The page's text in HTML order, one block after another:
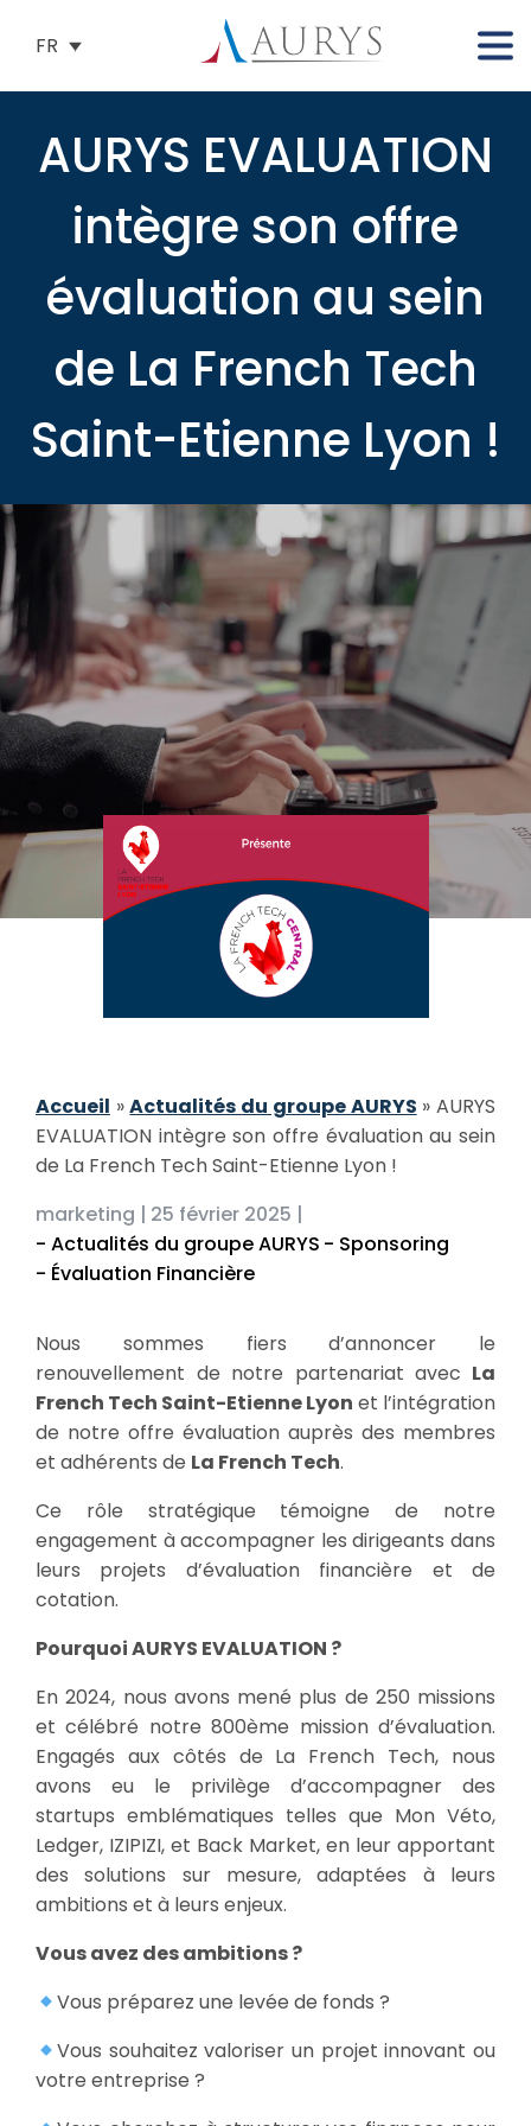
FR
AURYS EVALUATION
intègre son offre
évaluation au sein
de La French Tech
Saint-Etienne Lyon !
Accueil »Actualités du groupe AURYS »AURYS
EVALUATION intègre son offre évaluation au sein
de La French Tech Saint-Etienne Lyon !
marketing | 25 février 2025 |
- Actualités du groupe AURYS - Sponsoring
- Évaluation Financière
Nous sommes fiers d’annoncer le
renouvellement de notre partenariat avec La
French Tech Saint-Etienne Lyon et l’intégration
de notre offre évaluation auprès des membres
et adhérents de La French Tech.
Ce rôle stratégique témoigne de notre
engagement à accompagner les dirigeants dans
leurs projets d’évaluation financière et de
cotation.
Pourquoi AURYS EVALUATION ?
En 2024, nous avons mené plus de 250 missions
et célébré notre 800ème mission d’évaluation.
Engagés aux côtés de La French Tech, nous
avons eu le privilège d’accompagner des
startups emblématiques telles que Mon Véto,
Ledger, IZIPIZI, et Back Market, en leur apportant
des solutions sur mesure, adaptées à leurs
ambitions et à leurs enjeux.
Vous avez des ambitions ?
Vous préparez une levée de fonds ?
Vous souhaitez valoriser un projet innovant ou
votre entreprise ?